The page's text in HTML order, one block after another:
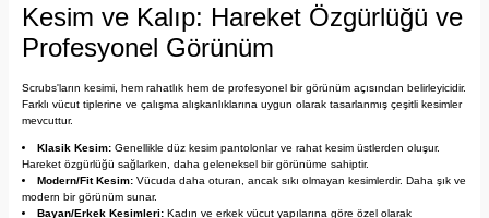
Kesim ve Kalıp: Hareket Özgürlüğü ve
Profesyonel Görünüm
Scrubs'ların kesimi, hem rahatlık hem de profesyonel bir görünüm açısından belirleyicidir.
Farklı vücut tiplerine ve çalışma alışkanlıklarına uygun olarak tasarlanmış çeşitli kesimler
mevcuttur.
Klasik Kesim: Genellikle düz kesim pantolonlar ve rahat kesim üstlerden oluşur.
Hareket özgürlüğü sağlarken, daha geleneksel bir görünüme sahiptir.
Modern/Fit Kesim: Vücuda daha oturan, ancak sıkı olmayan kesimlerdir. Daha şık ve
modern bir görünüm sunar.
Bayan/Erkek Kesimleri: Kadın ve erkek vücut yapılarına göre özel olarak